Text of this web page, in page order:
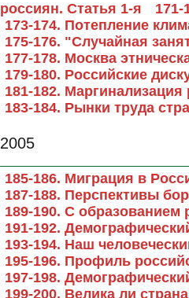
россиян. Статья 1-я
171-
173-174. Потепление
175-176. "Случайная
177-178. Москва
179-180. Российские
181-182.
183-184. Рынки труда
2005
185-186. Миграция в
187-188. Перспективы
189-190. С
191-192.
193-194. Наш
195-196. Профиль
197-198.
199-200. Велика ли